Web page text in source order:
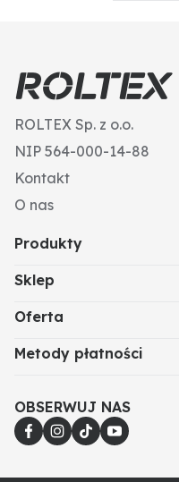
ROLTEX Sp. z o.o.
NIP 564-000-14-88
Kontakt
O nas
Produkty
Sklep
Oferta
Metody płatności
OBSERWUJ NAS